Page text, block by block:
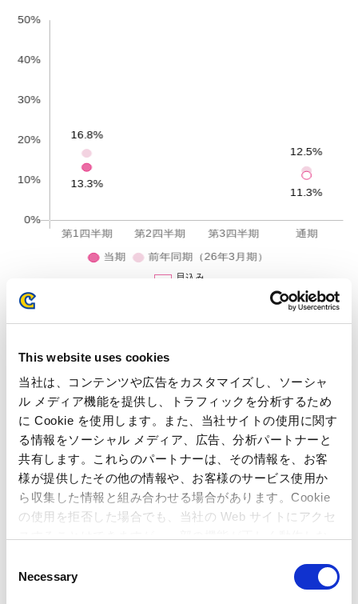
This website uses cookies
当社は、コンテンツや広告をカスタマイズし、ソーシャ
ル メディア機能を提供し、トラフィックを分析するため
に Cookie を使用します。また、当社サイトの使用に関す
る情報をソーシャル メディア、広告、分析パートナーと
共有します。これらのパートナーは、その情報を、お客
様が提供したその他の情報や、お客様のサービス使用か
ら収集した情報と組み合わせる場合があります。Cookie
の使用を拒否した場合でも、当社の Web サイトにアクセ
Necessary
見込み
当事業におきましては、ユーザーの消費行動に変化が見られる状
況下、引き続き既存店の堅実な店舗運営や新業態での出店効果な
ジー効果の創出を図りました。
当第1四半期において、4月に総合キャラクターグッズおよびカプ
セルトイ専門店「キャラカプ/カプセルラボ羽生店」（埼玉県）を
オープンしましたので、施設数は62店舗となっております。
また、前期3月にオープンした、海外初の直営店「CAPCOM
STORE TAIPEI（カプコンストアタイペイ）」（台湾）、当社人気
キャラクターをテーマにしたアトラクション等を併設した
「CAPCOMIX あべのHoop店」（大阪府）など、既存店についても
利益は8億99百万円（前年同期比4.4％減）となりました。